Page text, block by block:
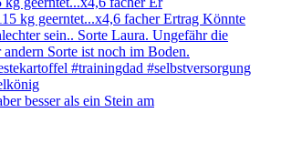
besser als ein Stein am